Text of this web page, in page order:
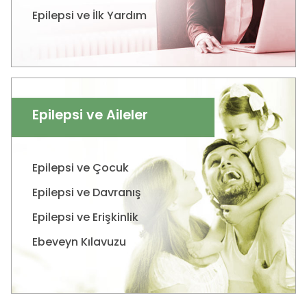
Epilepsi ve İlk Yardım
Epilepsi ve Aileler
Epilepsi ve Çocuk
Epilepsi ve Davranış
Epilepsi ve Erişkinlik
Ebeveyn Kılavuzu